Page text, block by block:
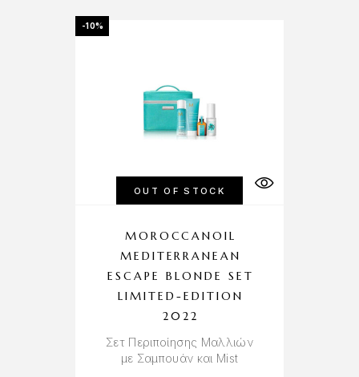
-10%
OUT OF STOCK
MOROCCANOIL
MEDITERRANEAN
ESCAPE BLONDE SET
LIMITED-EDITION
2022
Σετ Περιποίησης Μαλλιών
με Σαμπουάν και Mist